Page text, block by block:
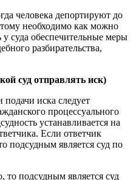
человека депортируют до
необходимо как можно
у суда обеспечительные меры
разбирательства,
суд отправлять иск)
подачи иска следует
процессуального
устанавливается на
Если ответчик
подсудным является суд по
то подсудным является суд